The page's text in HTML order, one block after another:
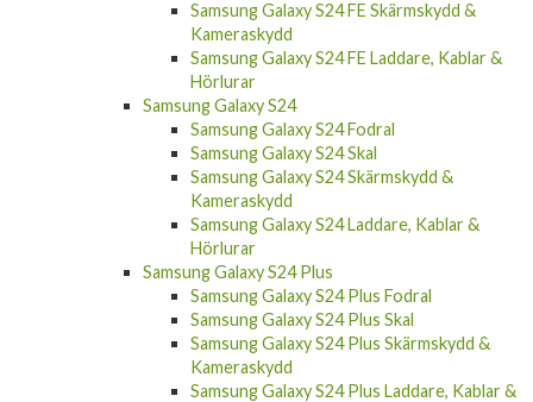
Samsung Galaxy S24 FE Skärmskydd &
Kameraskydd
Samsung Galaxy S24 FE Laddare, Kablar &
Hörlurar
Samsung Galaxy S24
Samsung Galaxy S24 Fodral
Samsung Galaxy S24 Skal
Samsung Galaxy S24 Skärmskydd &
Kameraskydd
Samsung Galaxy S24 Laddare, Kablar &
Hörlurar
Samsung Galaxy S24 Plus
Samsung Galaxy S24 Plus Fodral
Samsung Galaxy S24 Plus Skal
Samsung Galaxy S24 Plus Skärmskydd &
Kameraskydd
Samsung Galaxy S24 Plus Laddare, Kablar &